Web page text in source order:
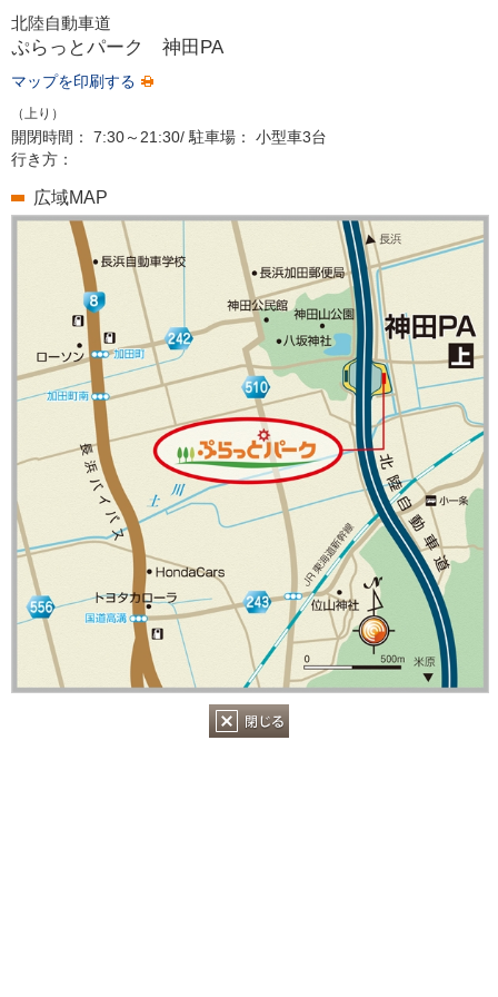
北陸自動車道
ぷらっとパーク 神田PA
マップを印刷する
（上り）
開閉時間： 7:30～21:30/ 駐車場：
小型車3台
行き方：
広域MAP